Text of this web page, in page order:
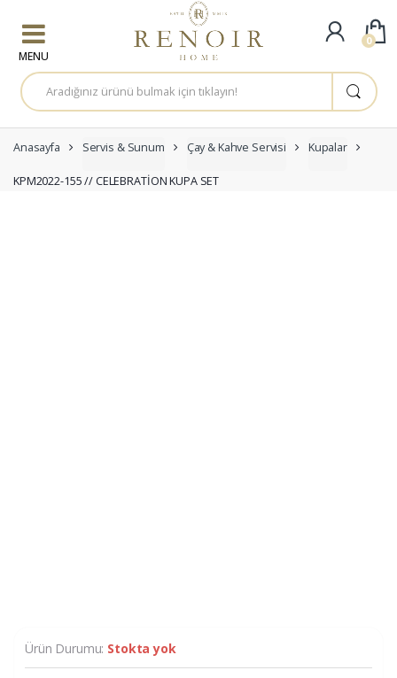
A
r
a
a
:
Anasayfa Servis & Sunum Çay & Kahve Servisi Kupalar
KPM2022-155 // CELEBRATİON KUPA SET
Ürün Durumu: Stokta yok
0